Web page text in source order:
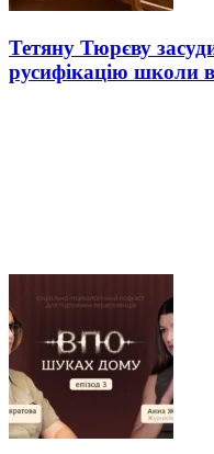
Тетяну Тюрєву
русифікацію школи в